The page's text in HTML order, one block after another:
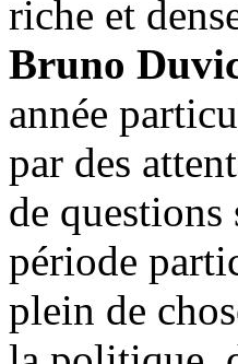
riche et
Bruno
année
par des
de questions
période
plein de